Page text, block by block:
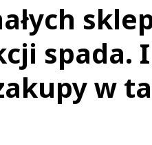
spada.
w